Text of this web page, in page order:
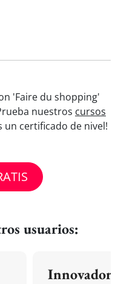
'Faire du shopping'
nuestros cursos
un certificado de nivel!
usuarios:
Innovador